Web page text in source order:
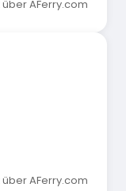
AFerry.com
AFerry.com